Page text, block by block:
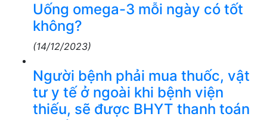
Uống omega-3 mỗi ngày có tốt
không?
(14/12/2023)
Người bệnh phải mua thuốc, vật
tư y tế ở ngoài khi bệnh viện
thiếu, sẽ được BHYT thanh toán